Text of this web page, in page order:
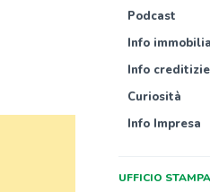
Podcast
Info
Info creditizie
Curiosità
Info Impresa
UFFICIO STAMPA